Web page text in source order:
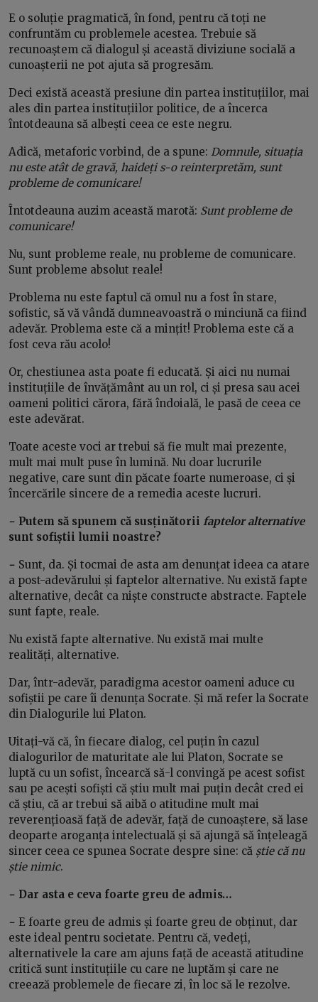
E o soluție pragmatică, în fond, pentru că toți ne
confruntăm cu problemele acestea. Trebuie să
recunoaștem că dialogul și această diviziune socială a
cunoașterii ne pot ajuta să progresăm.
Deci există această presiune din partea instituțiilor, mai
ales din partea instituțiilor politice, de a încerca
întotdeauna să albești ceea ce este negru.
Adică, metaforic vorbind, de a spune: Domnule, situația
nu este atât de gravă, haideți s-o reinterpretăm, sunt
probleme de comunicare!
Întotdeauna auzim această marotă: Sunt probleme de
comunicare!
Nu, sunt probleme reale, nu probleme de comunicare.
Sunt probleme absolut reale!
Problema nu este faptul că omul nu a fost în stare,
sofistic, să vă vândă dumneavoastră o minciună ca fiind
adevăr. Problema este că a mințit! Problema este că a
fost ceva rău acolo!
Or, chestiunea asta poate fi educată. Și aici nu numai
instituțiile de învățământ au un rol, ci și presa sau acei
oameni politici cărora, fără îndoială, le pasă de ceea ce
este adevărat.
Toate aceste voci ar trebui să fie mult mai prezente,
mult mai mult puse în lumină. Nu doar lucrurile
negative, care sunt din păcate foarte numeroase, ci și
încercările sincere de a remedia aceste lucruri.
− Putem să spunem că susținătorii faptelor alternative
sunt sofiștii lumii noastre?
− Sunt, da. Și tocmai de asta am denunțat ideea ca atare
a post-adevărului și faptelor alternative. Nu există fapte
alternative, decât ca niște constructe abstracte. Faptele
sunt fapte, reale.
Nu există fapte alternative. Nu există mai multe
realități, alternative.
Dar, într-adevăr, paradigma acestor oameni aduce cu
sofiștii pe care îi denunța Socrate. Și mă refer la Socrate
din Dialogurile lui Platon.
Uitați-vă că, în fiecare dialog, cel puțin în cazul
dialogurilor de maturitate ale lui Platon, Socrate se
luptă cu un sofist, încearcă să-l convingă pe acest sofist
sau pe acești sofiști că știu mult mai puțin decât cred ei
că știu, că ar trebui să aibă o atitudine mult mai
reverențioasă față de adevăr, față de cunoaștere, să lase
deoparte aroganța intelectuală și să ajungă să înțeleagă
sincer ceea ce spunea Socrate despre sine: că știe că nu
știe nimic.
− Dar asta e ceva foarte greu de admis…
− E foarte greu de admis și foarte greu de obținut, dar
este ideal pentru societate. Pentru că, vedeți,
alternativele la care am ajuns față de această atitudine
critică sunt instituțiile cu care ne luptăm și care ne
creează problemele de fiecare zi, în loc să le rezolve.